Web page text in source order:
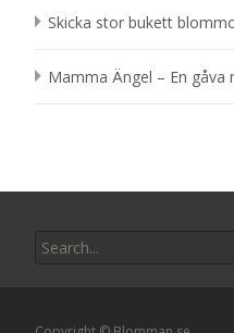
Skicka stor bukett
Mamma Ängel – En gåva
for: